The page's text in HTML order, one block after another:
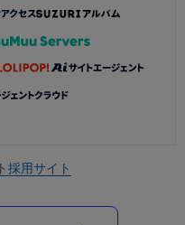
採用サイト